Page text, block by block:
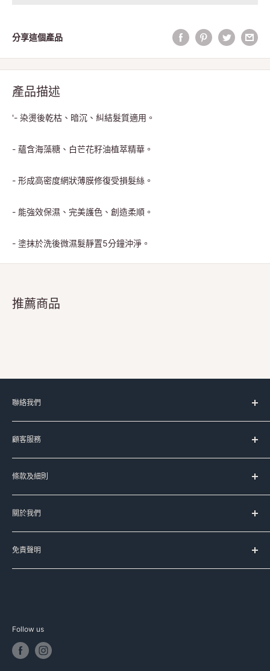
分享這個產品
產品描述
'- 染燙後乾枯、暗沉、糾結髮質適用。
- 蘊含海藻糖、白芒花籽油植萃精華。
- 形成高密度網狀薄膜修復受損髮絲。
- 能強效保濕、完美護色、創造柔順。
- 塗抹於洗後微濕髮靜置5分鐘沖淨。
推薦商品
聯絡我們
服務時間：
星期一至五 上午11時-晚上8時
(星期六﹑日及公眾假期休息)
Signal:+852 90107944
Line:@meadowduck
Meta Messenger
FB:meadowduck
其他購物平台客服
顧客服務
台灣代購服務流程
如何購買
送貨服務
常見問題
聯絡我們
條款及細則
服務條款
運送條款
私隱政策
退換貨政策
關於我們
Meadow Duck 的品牌故事
免責聲明
本公司已盡力確保本網頁資料的準確性，本公司不擔保本網頁
改，恕不另行通知。部分圖片並非由本公司製作，該圖片之版
權均為其品牌持有人所擁有，如有版權問題，請與本公司聯
Follow us